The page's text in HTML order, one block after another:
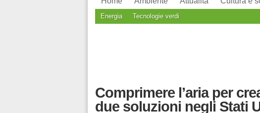
Energia Tecnologie verdi
Comprimere l’aria per
due soluzioni negli Stati